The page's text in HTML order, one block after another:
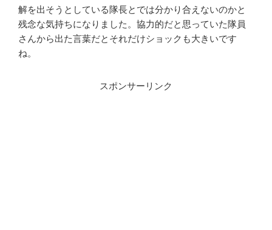
解を出そうとしている隊長とでは分かり合えないのかと
残念な気持ちになりました。協力的だと思っていた隊員
さんから出た言葉だとそれだけショックも大きいです
ね。
スポンサーリンク